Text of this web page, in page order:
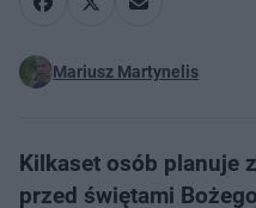
Mariusz Martynelis
Kilkaset osób planuje
przed świętami